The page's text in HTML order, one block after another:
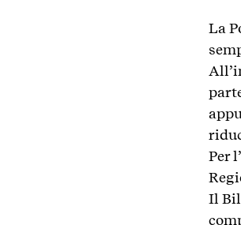
La
Per
Il